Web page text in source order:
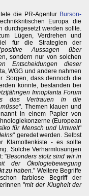
die PR-Agentur Burson-
Europa die
durchgesetzt werden sollte.
Lügen, Verdrehen und
für die Strategien der
positive Aussagen über
sondern nur von solchen
Entscheidungen dieser
WGG und andere nahmen
Sorgen, dass dennoch die
könnte, bestanden bei
Innoplanta Forum
das Vertrauen in die
". Themen klauen und
in einem Papier von
(European
für Mensch und Umwelt"
" geredet werden. Selbst
Klamottenkiste - es sollte
Solche Verharmlosungen
"Besonders stolz sind wir in
der Ökologiebewegung
zu haben." Weitere Begriffe
farblose Begriff der
"mit der Klugheit der